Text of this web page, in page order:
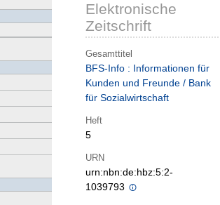
Elektronische
Zeitschrift
Gesamttitel
BFS-Info : Informationen für
Kunden und Freunde / Bank
für Sozialwirtschaft
Heft
5
URN
urn:nbn:de:hbz:5:2-
1039793